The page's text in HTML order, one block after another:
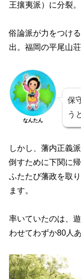
王攘夷派）に分裂
俗論派が力をつけ
出。福岡の平尾山
なんたん
保
う
しかし、藩内正義
倒すために下関に帰
ふたたび藩政を取
ます。
率いていたのは、
わせてわずか80人